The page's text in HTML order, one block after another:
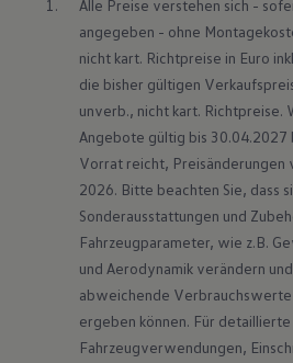
Alle Preise verstehen sich -
angegeben - ohne
nicht kart. Richtpreise in Euro
die bisher gültigen
unverb., nicht kart.
Angebote gültig bis 30.04.2027
Vorrat reicht, Preisänderungen
2026. Bitte beachten Sie, dass
Sonderausstattungen und
Fahrzeugparameter, wie z.B.
und Aerodynamik verändern
abweichende Verbrauchswerte
ergeben können. Für
Fahrzeugverwendungen,